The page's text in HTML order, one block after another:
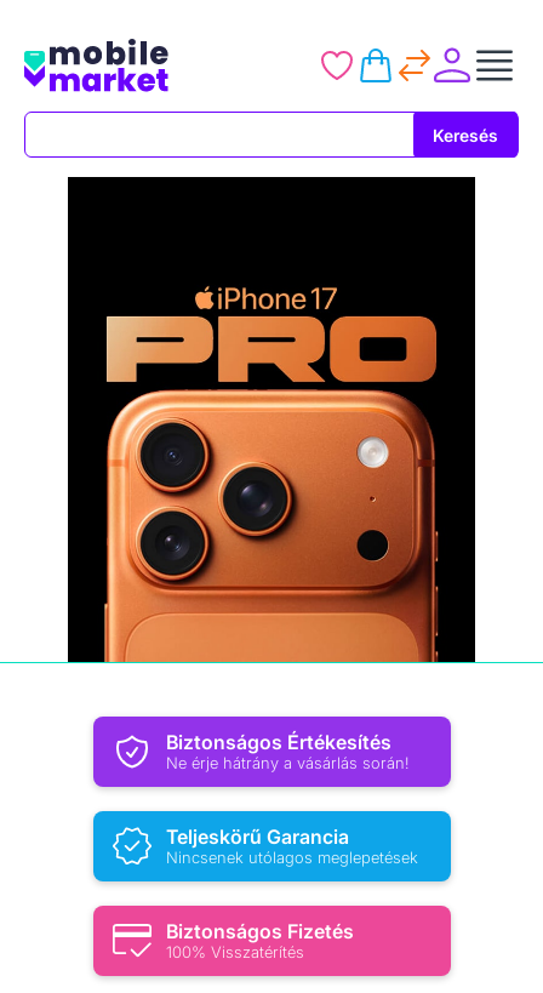
Keresés
Biztonságos Értékesítés
Ne érje hátrány a vásárlás során!
Teljeskörű Garancia
Nincsenek utólagos meglepetések
Biztonságos Fizetés
100% Visszatérítés